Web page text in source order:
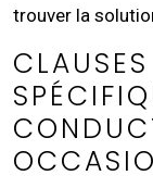
trouver la